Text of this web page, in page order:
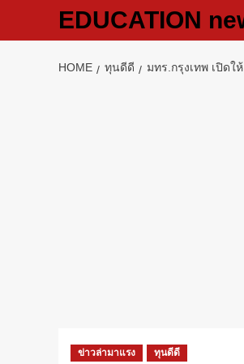
EDUCATION
HOME ทุนดีดี มทร.กรุงเทพ เปิด
ข่าวล่ามาแรง ทุนดีดี